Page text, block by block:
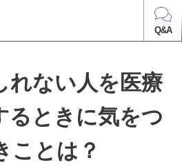
Q&A
れない人を医療
るときに気をつ
ことは？